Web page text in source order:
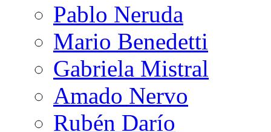
Pablo Neruda
Mario Benedetti
Gabriela Mistral
Amado Nervo
Rubén Darío